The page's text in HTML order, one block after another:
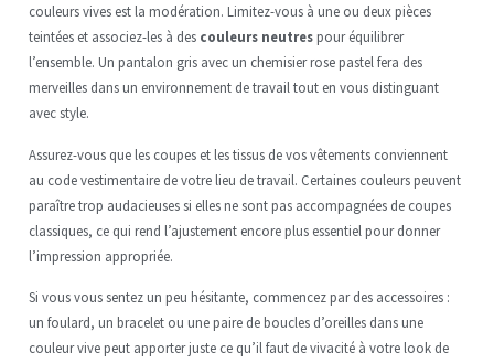
couleurs vives est la modération. Limitez-vous à une ou deux pièces
teintées et associez-les à des couleurs neutrespour équilibrer
l’ensemble. Un pantalon gris avec un chemisier rose pastel fera des
merveilles dans un environnement de travail tout en vous distinguant
avec style.
Assurez-vous que les coupes et les tissus de vos vêtements conviennent
au code vestimentaire de votre lieu de travail. Certaines couleurs peuvent
paraître trop audacieuses si elles ne sont pas accompagnées de coupes
classiques, ce qui rend l’ajustement encore plus essentiel pour donner
l’impression appropriée.
Si vous vous sentez un peu hésitante, commencez par des accessoires :
un foulard, un bracelet ou une paire de boucles d’oreilles dans une
couleur vive peut apporter juste ce qu’il faut de vivacité à votre look de